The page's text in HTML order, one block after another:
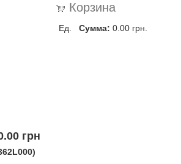
грн.
Корзина
Ед. Сумма: 0.00 грн.